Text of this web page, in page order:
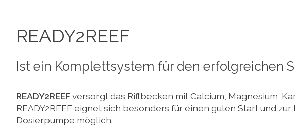
READY2REEF
Ist ein Komplettsystem für den erfolgreichen
READY2REEFversorgt das Riffbecken mit Calcium, Magnesium,
READY2REEF eignet sich besonders für einen guten Start und
Dosierpumpe möglich.